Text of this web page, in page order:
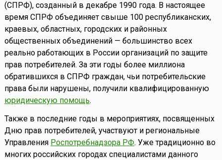
(СПРФ), созданный в декабре 1990 года. В настоящее
время СПРФ объединяет свыше 100 республиканских,
краевых, областных, городских и районных
общественных объединений — большинство всех
реально работающих в России организаций по защите
прав потребителей. За эти годы более миллиона
обратившихся в СПРФ граждан, чьи потребительские
права были нарушены, получили квалифицированную
юридическую помощь.
Также в последние годы в мероприятиях, посвященных
Дню прав потребителей, участвуют и региональные
Управления Роспотребнадзора РФ. Уже традиционно во
многих российских городах специалистами данного